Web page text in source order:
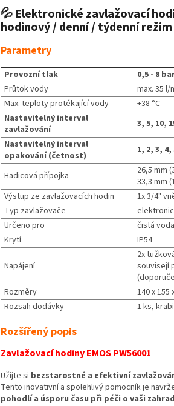
💦 Elektronické zavlažovací
hodinový / denní / týdenní
Parametry
Provozní tlak
0,5 - 8
Průtok vody
max. 35 l/
Max. teploty protékající vody
+38 °C
Nastavitelný interval
zavlažování
3, 5, 10,
Nastavitelný interval
opakování (četnost)
1, 2, 3,
Hadicová přípojka
26,5 mm
33,3 mm
Výstup ze zavlažovacích hodin
1x 3/4"
Typ zavlažovače
Určeno pro
čistá voda
Krytí
IP54
Napájení
2x
souvisejí
Rozměry
140 x 155
Rozsah dodávky
1 ks,
Rozšířený popis
Zavlažovací hodiny EMOS PW56001
Užijte si bezstarostné a efektivní
Tento inovativní a spolehlivý pomocník je
pohodlí a úsporu času při péči o vaši